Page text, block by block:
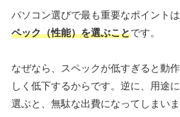
パソコン選びで最も重要なポイントは
ペック（性能）を選ぶことです。
なぜなら、スペックが低すぎると動
しく低下するからです。逆に、用途
選ぶと、無駄な出費になってしまいま